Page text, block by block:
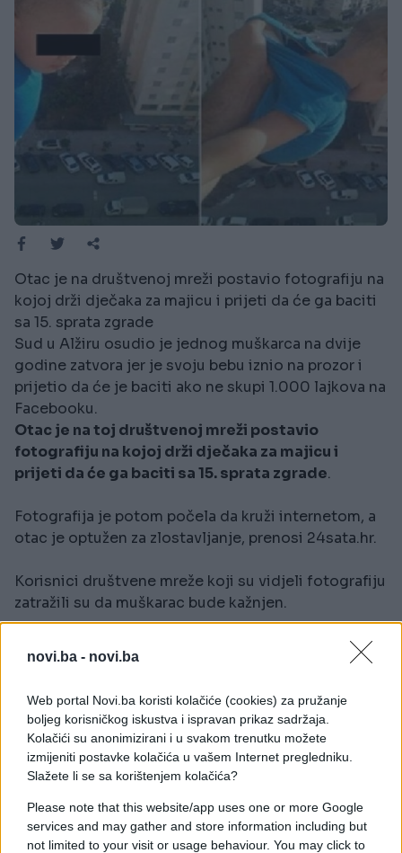
novi.ba - novi.ba
Web portal Novi.ba koristi kolačiće (cookies) za pružanje
boljeg korisničkog iskustva i ispravan prikaz sadržaja.
Kolačići su anonimizirani i u svakom trenutku možete
izmijeniti postavke kolačića u vašem Internet pregledniku.
Slažete li se sa korištenjem kolačića?
Please note that this website/app uses one or more Google
services and may gather and store information including but
not limited to your visit or usage behaviour. You may click to
Otac je na društvenoj mreži postavio fotografiju na
kojoj drži dječaka za majicu i prijeti da će ga baciti
sa 15. sprata zgrade
Sud u Alžiru osudio je jednog muškarca na dvije
godine zatvora jer je svoju bebu iznio na prozor i
prijetio da će je baciti ako ne skupi 1.000 lajkova na
Facebooku.
Otac je na toj društvenoj mreži postavio
fotografiju na kojoj drži dječaka za majicu i
prijeti da će ga baciti sa 15. sprata zgrade.
Fotografija je potom počela da kruži internetom, a
otac je optužen za zlostavljanje, prenosi 24sata.hr.
Korisnici društvene mreže koji su vidjeli fotografiju
zatražili su da muškarac bude kažnjen.
Kako prenosi "Al Arabiya" dječak je na fotografiji
izgledao "prestravljeno i zbunjeno" dok ga je
#facebook #otac #alžir